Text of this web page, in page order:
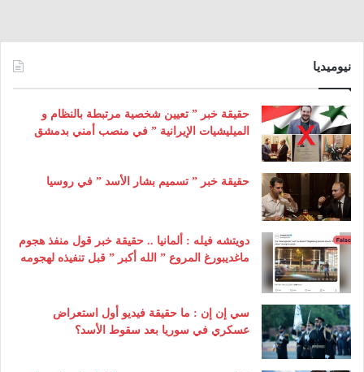
نيوميديا
حقيقة خبر ” تعيين شخصية مرتبطة بالنظام و
الميليشيات الإيرانية ” في منصب أمني بدمشق
حقيقة خبر ” تسميم بشار الأسد ” في روسيا
دويتشه فيله : ألمانيا .. حقيقة خبر قول منفذ هجوم
ماغديبورغ المروع ” الله أكبر ” قبل تنفيذه لهجومه
سي إن إن : ما حقيقة فيديو أول استعراض
عسكري في سوريا بعد سقوط الأسد؟